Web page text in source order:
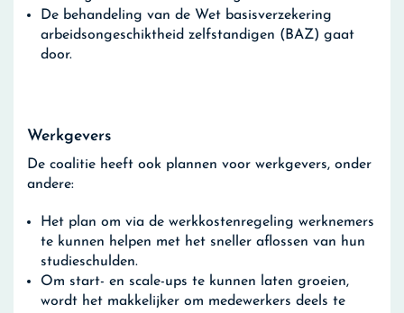
De behandeling van de Wet basisverzekering
arbeidsongeschiktheid zelfstandigen (BAZ) gaat
door.
Werkgevers
De coalitie heeft ook plannen voor werkgevers, onder
andere:
Het plan om via de werkkostenregeling werknemers
te kunnen helpen met het sneller aflossen van hun
studieschulden.
Om start- en scale-ups te kunnen laten groeien,
wordt het makkelijker om medewerkers deels te